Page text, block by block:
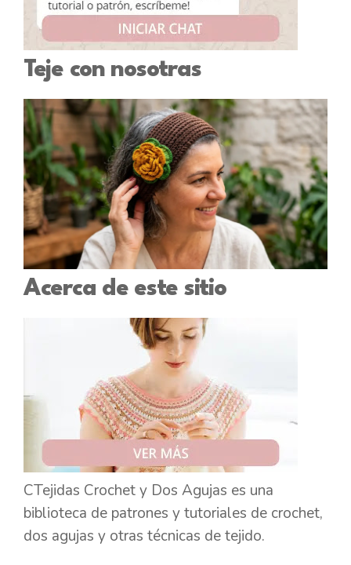
Teje con nosotras
Acerca de este sitio
CTejidas Crochet y Dos Agujas es una
biblioteca de patrones y tutoriales de crochet,
dos agujas y otras técnicas de tejido.